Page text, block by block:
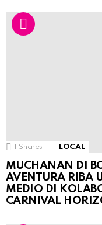
1 Shares LOCAL
MUCHANAN DI
AVENTURA RIBA
MEDIO DI
CARNIVAL